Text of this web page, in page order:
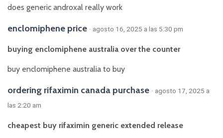
does generic androxal really work
enclomiphene price · agosto 16, 2025 a las 5:30 pm
buying enclomiphene australia over the counter
buy enclomiphene australia to buy
ordering rifaximin canada purchase · agosto 17, 2025 a
las 2:20 am
cheapest buy rifaximin generic extended release